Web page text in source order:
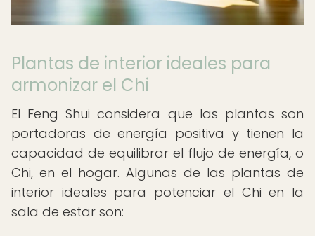
Plantas de interior ideales para
armonizar el Chi
El Feng Shui considera que las plantas son
portadoras de energía positiva y tienen la
capacidad de equilibrar el flujo de energía, o
Chi, en el hogar. Algunas de las plantas de
interior ideales para potenciar el Chi en la
sala de estar son: